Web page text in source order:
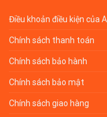
Điều khoản điều kiện của
Chính sách thanh toán
Chính sách bảo hành
Chính sách bảo mật
Chính sách giao hàng